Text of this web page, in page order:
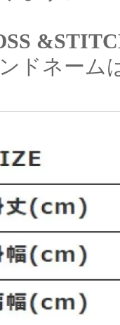
ドネーム